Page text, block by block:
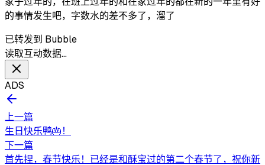
的事情发生吧，字数水的差不多了，溜了
已转发到 Bubble
读取互动数据…
ADS
上一篇
生日快乐鸭🎂！
下一篇
首先捏，春节快乐！已经是和酥宝过的第二个春节了，祝你新